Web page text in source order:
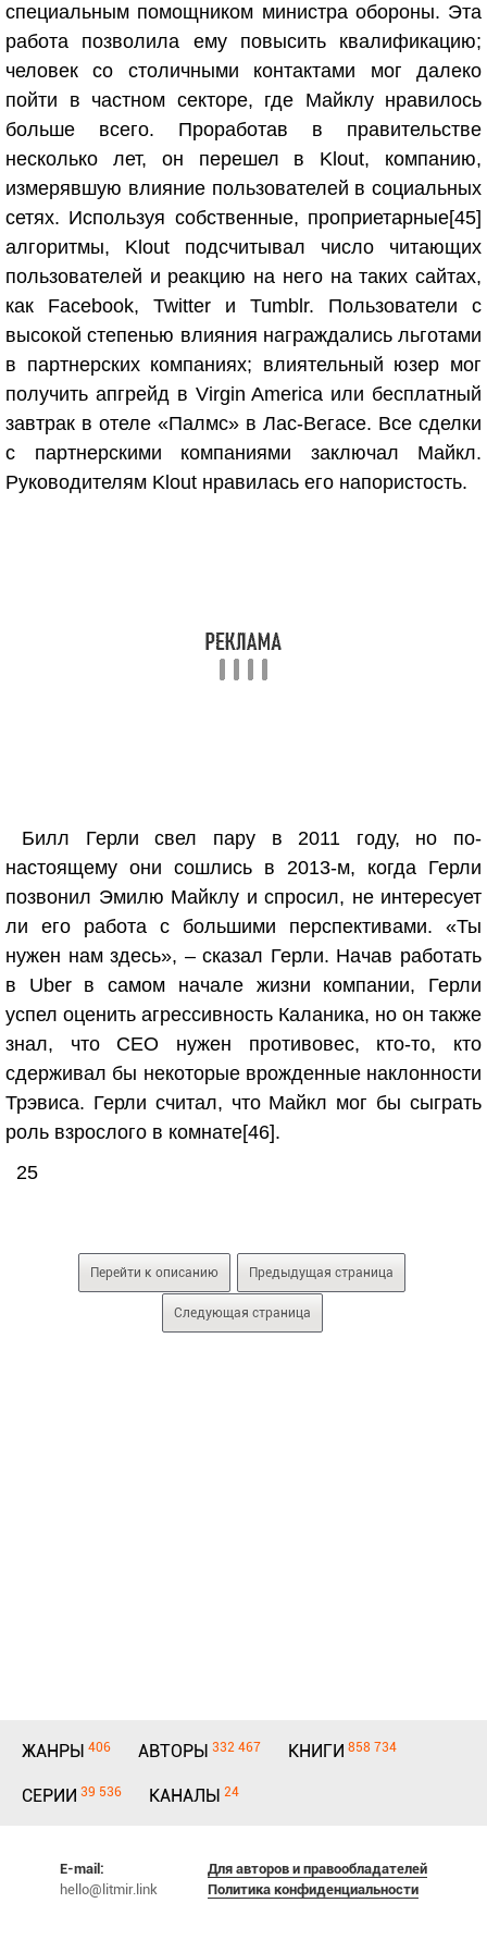
специальным помощником министра обороны. Эта
работа позволила ему повысить квалификацию;
человек со столичными контактами мог далеко
пойти в частном секторе, где Майклу нравилось
больше всего. Проработав в правительстве
несколько лет, он перешел в Klout, компанию,
измерявшую влияние пользователей в социальных
сетях. Используя собственные, проприетарные[45]
алгоритмы, Klout подсчитывал число читающих
пользователей и реакцию на него на таких сайтах,
как Facebook, Twitter и Tumblr. Пользователи с
высокой степенью влияния награждались льготами
в партнерских компаниях; влиятельный юзер мог
получить апгрейд в Virgin America или бесплатный
завтрак в отеле «Палмс» в Лас-Вегасе. Все сделки
с партнерскими компаниями заключал Майкл.
Руководителям Klout нравилась его напористость.
Билл Герли свел пару в 2011 году, но по-
настоящему они сошлись в 2013-м, когда Герли
позвонил Эмилю Майклу и спросил, не интересует
ли его работа с большими перспективами. «Ты
нужен нам здесь», – сказал Герли. Начав работать
в Uber в самом начале жизни компании, Герли
успел оценить агрессивность Каланика, но он также
знал, что CEO нужен противовес, кто-то, кто
сдерживал бы некоторые врожденные наклонности
Трэвиса. Герли считал, что Майкл мог бы сыграть
роль взрослого в комнате[46].
25
Перейти к описанию Предыдущая страница
Следующая страница
ЖАНРЫ 406 АВТОРЫ 332 467 КНИГИ 858 734
СЕРИИ 39 536 КАНАЛЫ 24
E-mail:
hello@litmir.link
Для авторов и правообладателей
Политика конфиденциальности